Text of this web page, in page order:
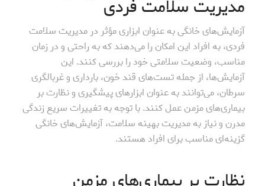
مدیریت سلامت فردی
آزمایش‌های خانگی به عنوان ابزاری مؤثر در مدیریت سلامت
فردی، به افراد این امکان را می‌دهند که به راحتی و در زمان
مناسب، وضعیت سلامتی خود را بررسی کنند. این
آزمایش‌ها، از جمله تست‌های قند خون، بارداری و غربالگری
سرطان، می‌توانند به عنوان ابزارهای پیشگیری و نظارت بر
بیماری‌های مزمن عمل کنند. با توجه به تغییرات سریع زندگی
مدرن و نیاز به مدیریت بهینه سلامت، آزمایش‌های خانگی
گزینه‌ای مناسب برای افراد هستند.